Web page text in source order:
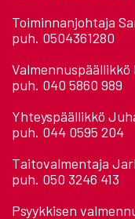
Toiminnanjohtaja
puh. 0504361280
puh. 040 5860 989
Yhteyspäällikkö
puh. 044 0595 204
Taitovalmentaja
puh. 050 3246 413
Psyykkisen